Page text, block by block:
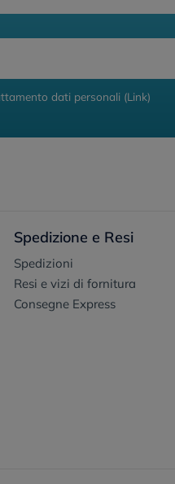
dati personali (Link)
Spedizione e Resi
Spedizioni
Resi e vizi di fornitura
Consegne Express